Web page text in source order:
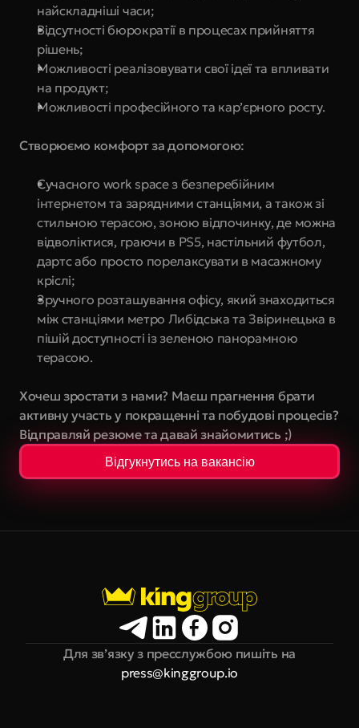
найскладніші часи;
Відсутності бюрократії в процесах прийняття
рішень;
Можливості реалізовувати свої ідеї та впливати
на продукт;
Можливості професійного та кар’єрного росту.
Створюємо комфорт за допомогою:
Сучасного work space з безперебійним
інтернетом та зарядними станціями, а також зі
стильною терасою, зоною відпочинку, де можна
відволіктися, граючи в PS5, настільний футбол,
дартс або просто порелаксувати в масажному
кріслі;
Зручного розташування офісу, який знаходиться
між станціями метро Либідська та Звіринецька в
пішій доступності із зеленою панорамною
терасою.
Хочеш зростати з нами? Маєш прагнення брати
активну участь у покращенні та побудові процесів?
Відправляй резюме та давай знайомитись ;)
Відгукнутись на вакансію
Для зв’язку з пресслужбою пишіть на
press@kinggroup.io